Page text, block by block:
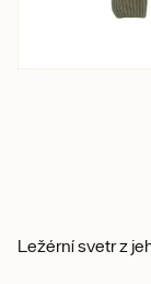
Ležérní svetr z